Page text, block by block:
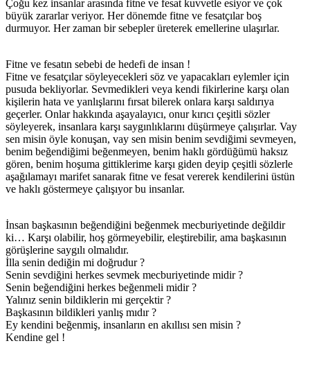
Çoğu kez insanlar arasında fitne ve fesat kuvvetle esiyor ve çok
büyük zararlar veriyor. Her dönemde fitne ve fesatçılar boş
durmuyor. Her zaman bir sebepler üreterek emellerine ulaşırlar.
Fitne ve fesatın sebebi de hedefi de insan !
Fitne ve fesatçılar söyleyecekleri söz ve yapacakları eylemler için
pusuda bekliyorlar. Sevmedikleri veya kendi fikirlerine karşı olan
kişilerin hata ve yanlışlarını fırsat bilerek onlara karşı saldırıya
geçerler. Onlar hakkında aşayalayıcı, onur kırıcı çeşitli sözler
söyleyerek, insanlara karşı saygınlıklarını düşürmeye çalışırlar. Vay
sen misin öyle konuşan, vay sen misin benim sevdiğimi sevmeyen,
benim beğendiğimi beğenmeyen, benim haklı gördüğümü haksız
gören, benim hoşuma gittiklerime karşı giden deyip çeşitli sözlerle
aşağılamayı marifet sanarak fitne ve fesat vererek kendilerini üstün
ve haklı göstermeye çalışıyor bu insanlar.
İnsan başkasının beğendiğini beğenmek mecburiyetinde değildir
ki… Karşı olabilir, hoş görmeyebilir, eleştirebilir, ama başkasının
görüşlerine saygılı olmalıdır.
İlla senin dediğin mi doğrudur ?
Senin sevdiğini herkes sevmek mecburiyetinde midir ?
Senin beğendiğini herkes beğenmeli midir ?
Yalınız senin bildiklerin mi gerçektir ?
Başkasının bildikleri yanlış mıdır ?
Ey kendini beğenmiş, insanların en akıllısı sen misin ?
Kendine gel !